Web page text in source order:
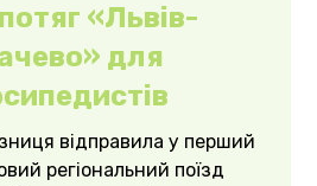
«Львів-
для
відправила у перший
регіональний поїзд